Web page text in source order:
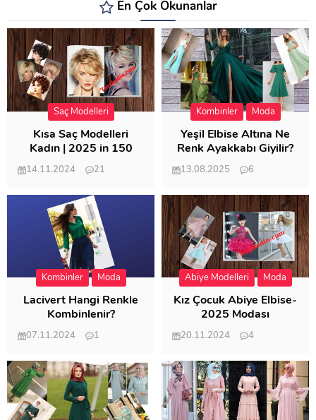
En Çok Okunanlar
Saç Modelleri
Kısa Saç Modelleri
Kadın | 2025 in 150
Modeli
14.11.2024
21
Kombinler Moda
Yeşil Elbise Altına Ne
Renk Ayakkabı Giyilir?
13.08.2025
6
Kombinler Moda
Lacivert Hangi Renkle
Kombinlenir?
07.11.2024
1
Abiye Modelleri Moda
Kız Çocuk Abiye Elbise-
2025 Modası
20.11.2024
4